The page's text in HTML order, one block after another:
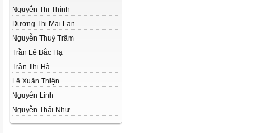
Nguyễn Thị Thình
Dương Thị Mai Lan
Nguyễn Thuỳ Trâm
Trần Lê Bắc Hạ
Trần Thị Hà
Lê Xuân Thiện
Nguyễn Linh
Nguyễn Thái Như